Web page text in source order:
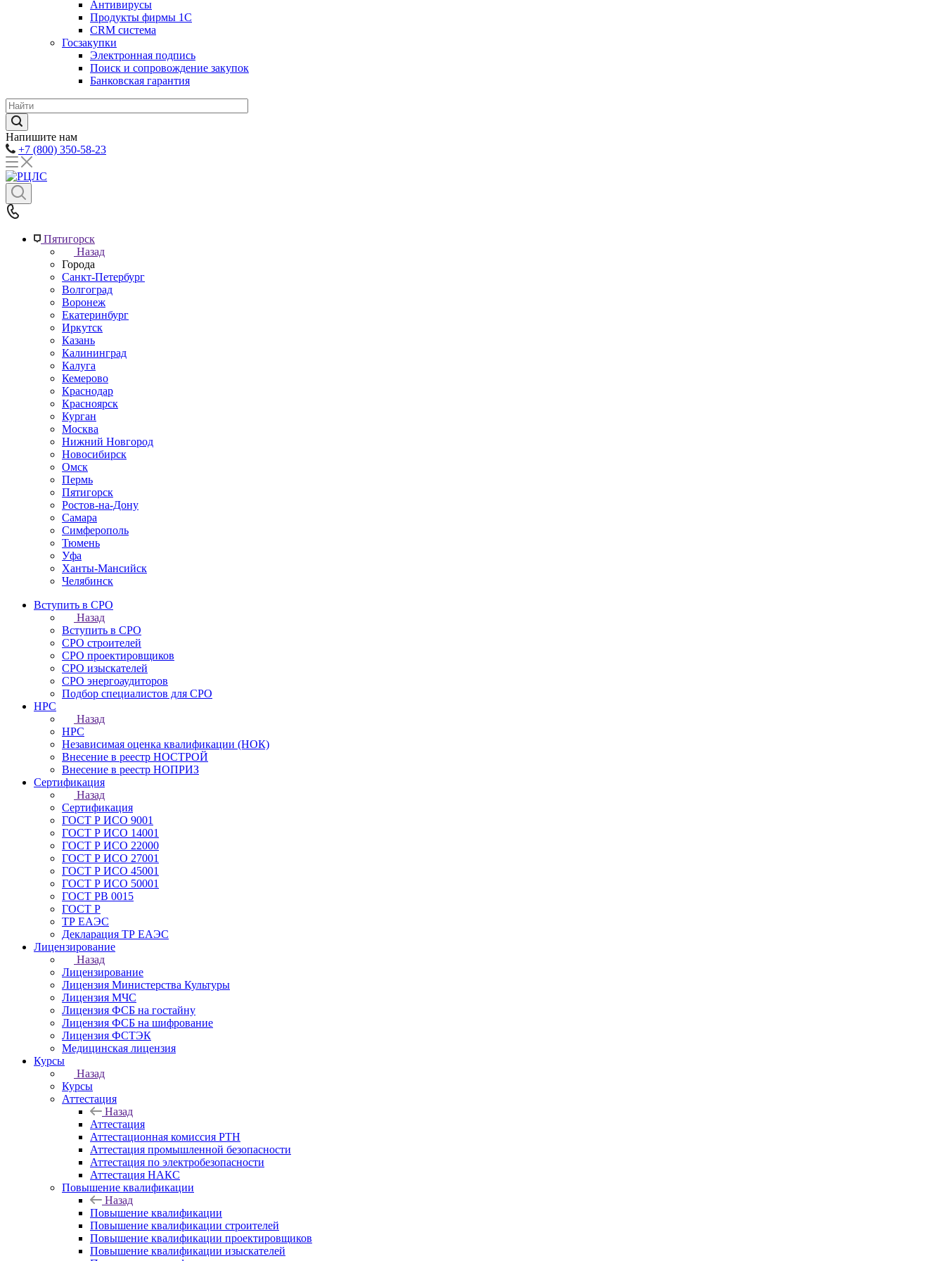
Антивирусы
Продукты фирмы 1C
CRM система
Госзакупки
Электронная подпись
Поиск и сопровождение закупок
Банковская гарантия
Напишите нам
+7 (800) 350-58-23
Пятигорск
Назад
Города
Санкт-Петербург
Волгоград
Воронеж
Екатеринбург
Иркутск
Казань
Калининград
Калуга
Кемерово
Краснодар
Красноярск
Курган
Москва
Нижний Новгород
Новосибирск
Омск
Пермь
Пятигорск
Ростов-на-Дону
Самара
Симферополь
Тюмень
Уфа
Ханты-Мансийск
Челябинск
Вступить в СРО
Назад
Вступить в СРО
СРО строителей
СРО проектировщиков
СРО изыскателей
СРО энергоаудиторов
Подбор специалистов для СРО
НРС
Назад
НРС
Независимая оценка квалификации (НОК)
Внесение в реестр НОСТРОЙ
Внесение в реестр НОПРИЗ
Сертификация
Назад
Сертификация
ГОСТ Р ИСО 9001
ГОСТ Р ИСО 14001
ГОСТ Р ИСО 22000
ГОСТ Р ИСО 27001
ГОСТ Р ИСО 45001
ГОСТ Р ИСО 50001
ГОСТ РВ 0015
ГОСТ Р
ТР ЕАЭС
Декларация ТР ЕАЭС
Лицензирование
Назад
Лицензирование
Лицензия Министерства Культуры
Лицензия МЧС
Лицензия ФСБ на гостайну
Лицензия ФСБ на шифрование
Лицензия ФСТЭК
Медицинская лицензия
Курсы
Назад
Курсы
Аттестация
Назад
Аттестация
Аттестационная комиссия РТН
Аттестация промышленной безопасности
Аттестация по электробезопасности
Аттестация НАКС
Повышение квалификации
Назад
Повышение квалификации
Повышение квалификации строителей
Повышение квалификации проектировщиков
Повышение квалификации изыскателей